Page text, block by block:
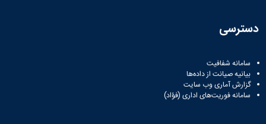
دسترسی
سامانه شفافیت
بیانیه صیانت از داده‌ها
گزارش آماری وب‌ سایت
سامانه فوریت‌های اداری (فؤاد)